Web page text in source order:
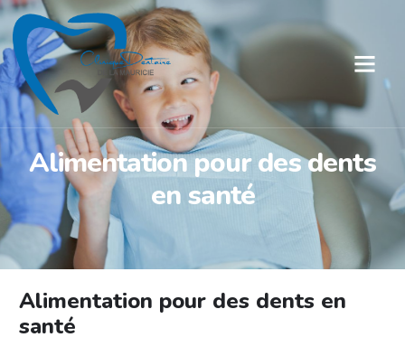
Alimentation pour des dents
en santé
Alimentation pour des dents en
santé